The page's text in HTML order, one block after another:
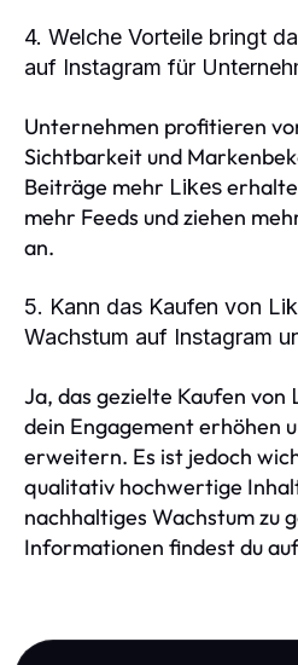
4. Welche Vorteile bringt
auf Instagram für
Unternehmen profitieren
Sichtbarkeit und
Beiträge mehr Likes
mehr Feeds und ziehen
an.
5. Kann das Kaufen von
Wachstum auf Instagram
Ja, das gezielte Kaufen von
dein Engagement erhöhen
erweitern. Es ist jedoch
qualitativ hochwertige
nachhaltiges Wachstum zu
Informationen findest du